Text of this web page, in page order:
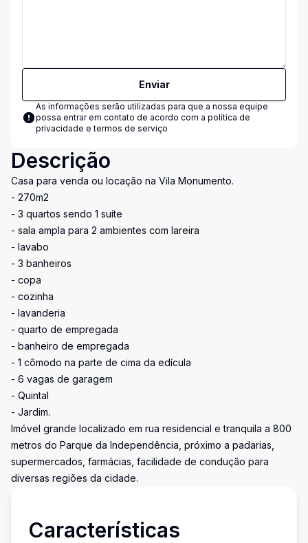
Enviar
As informações serão utilizadas para que a nossa equipe
possa entrar em contato de acordo com a política de
privacidade e termos de serviço
Descrição
Casa para venda ou locação na Vila Monumento.
- 270m2
- 3 quartos sendo 1 suíte
- sala ampla para 2 ambientes com lareira
- lavabo
- 3 banheiros
- copa
- cozinha
- lavanderia
- quarto de empregada
- banheiro de empregada
- 1 cômodo na parte de cima da edícula
- 6 vagas de garagem
- Quintal
- Jardim.
Imóvel grande localizado em rua residencial e tranquila a 800
metros do Parque da Independência, próximo a padarias,
supermercados, farmácias, facilidade de condução para
diversas regiões da cidade.
Características